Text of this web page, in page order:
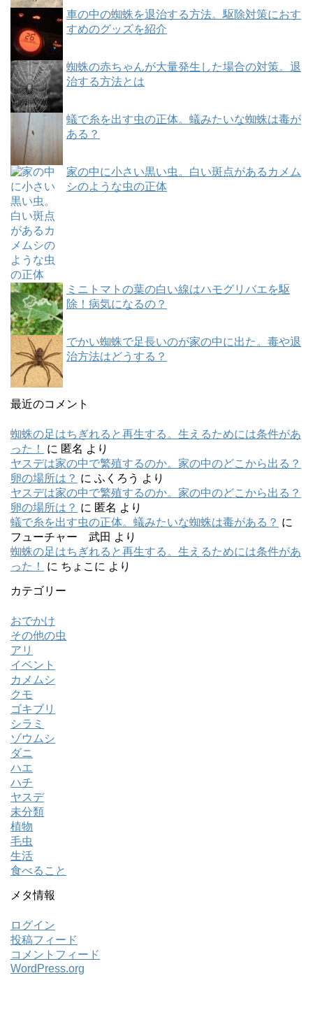
車の中の蜘蛛を退治する方法。駆除対策におす
すめのグッズを紹介
蜘蛛の赤ちゃんが大量発生した場合の対策。退
治する方法とは
蟻で糸を出す虫の正体。蟻みたいな蜘蛛は毒が
ある？
家の中に小さい黒い虫。白い斑点があるカメム
シのような虫の正体
ミニトマトの葉の白い線はハモグリバエを駆
除！病気になるの？
でかい蜘蛛で足長いのが家の中に出た。毒や退
治方法はどうする？
最近のコメント
蜘蛛の足はちぎれると再生する。生えるためには条件があ
った！
に 匿名 より
ヤスデは家の中で繁殖するのか。家の中のどこから出る？
卵の場所は？ に ふくろう より
ヤスデは家の中で繁殖するのか。家の中のどこから出る？
卵の場所は？ に 匿名 より
蟻で糸を出す虫の正体。蟻みたいな蜘蛛は毒がある？ に
フューチャー 武田 より
蜘蛛の足はちぎれると再生する。生えるためには条件があ
った！
に ちょこに より
カテゴリー
おでかけ
その他の虫
アリ
イベント
カメムシ
クモ
ゴキブリ
シラミ
ゾウムシ
ダニ
ハエ
ハチ
ヤスデ
未分類
植物
毛虫
生活
食べること
メタ情報
ログイン
投稿フィード
コメントフィード
WordPress.org